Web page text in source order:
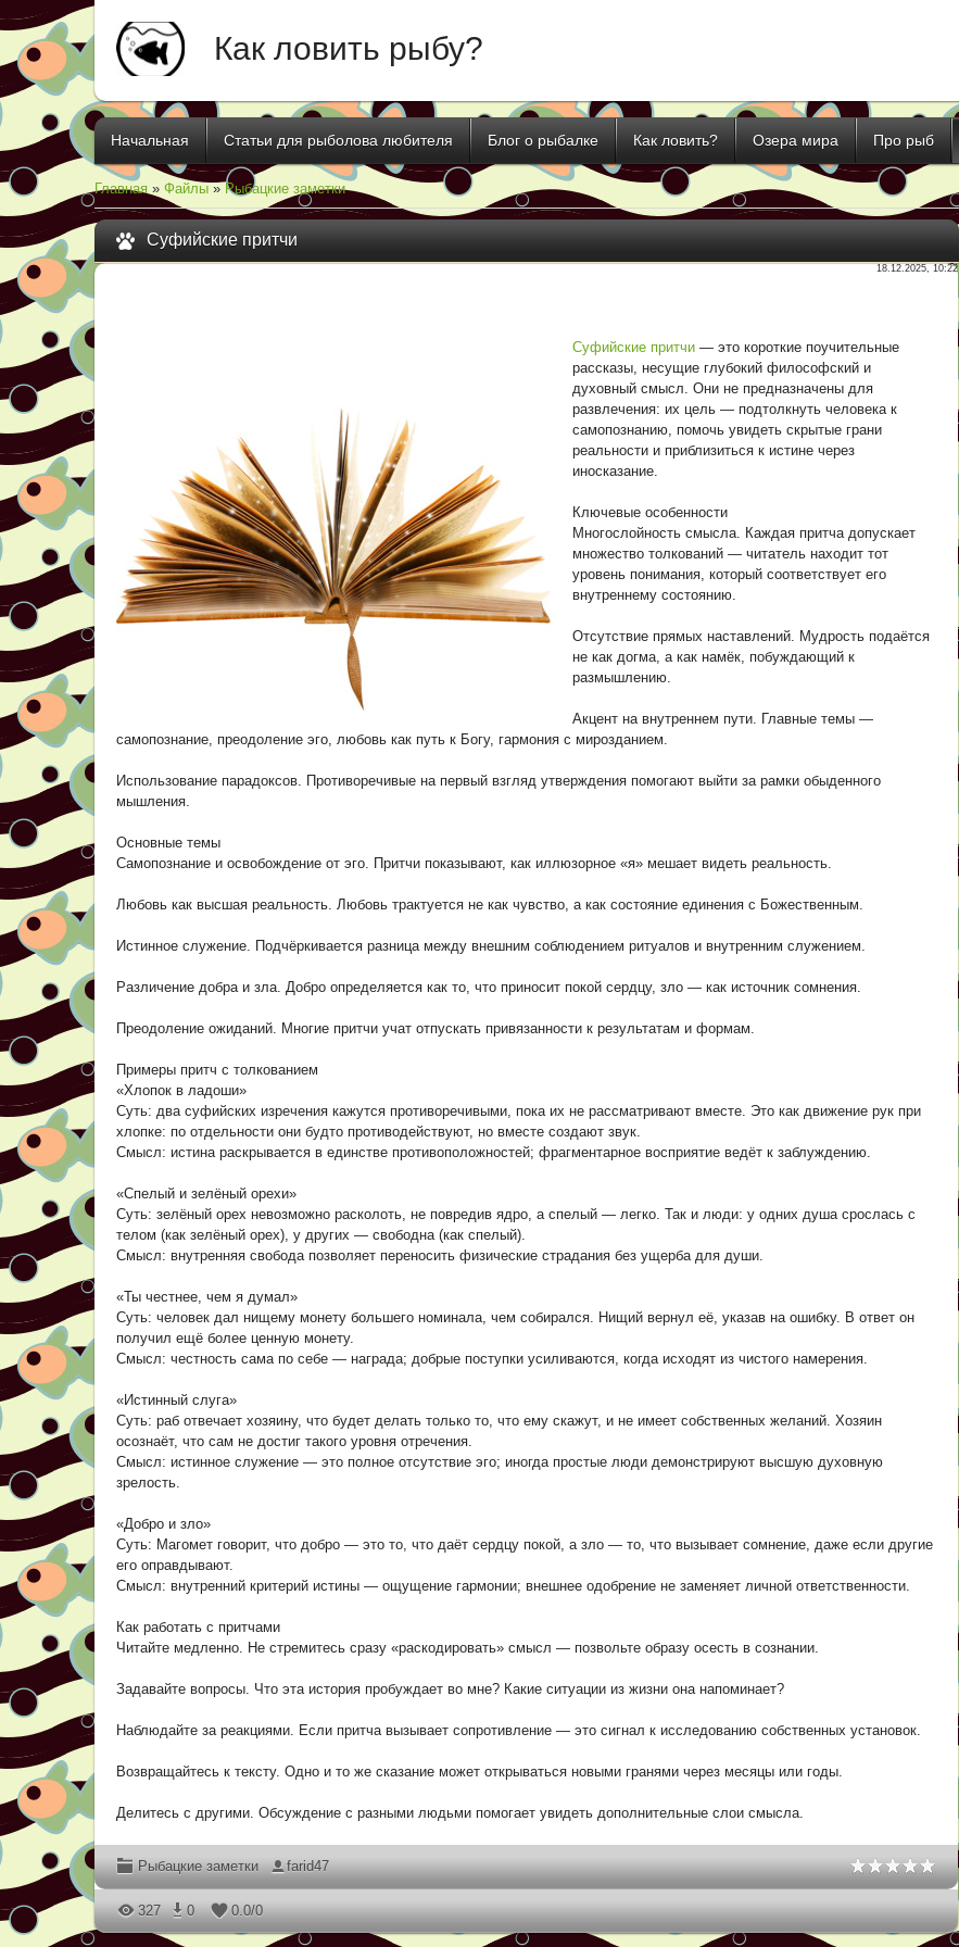
Как ловить рыбу?
Начальная Статьи для рыболова любителя Блог о рыбалке Как ловить? Озера мира Про рыб
Главная » Файлы » Рыбацкие заметки
Суфийские притчи
18.12.2025, 10:22
Суфийские притчи — это короткие поучительные
рассказы, несущие глубокий философский и
духовный смысл. Они не предназначены для
развлечения: их цель — подтолкнуть человека к
самопознанию, помочь увидеть скрытые грани
реальности и приблизиться к истине через
иносказание.
Ключевые особенности
Многослойность смысла. Каждая притча допускает
множество толкований — читатель находит тот
уровень понимания, который соответствует его
внутреннему состоянию.
Отсутствие прямых наставлений. Мудрость подаётся
не как догма, а как намёк, побуждающий к
размышлению.
Акцент на внутреннем пути. Главные темы —
самопознание, преодоление эго, любовь как путь к Богу, гармония с мирозданием.
Использование парадоксов. Противоречивые на первый взгляд утверждения помогают выйти за рамки обыденного
мышления.
Основные темы
Самопознание и освобождение от эго. Притчи показывают, как иллюзорное «я» мешает видеть реальность.
Любовь как высшая реальность. Любовь трактуется не как чувство, а как состояние единения с Божественным.
Истинное служение. Подчёркивается разница между внешним соблюдением ритуалов и внутренним служением.
Различение добра и зла. Добро определяется как то, что приносит покой сердцу, зло — как источник сомнения.
Преодоление ожиданий. Многие притчи учат отпускать привязанности к результатам и формам.
Примеры притч с толкованием
«Хлопок в ладоши»
Суть: два суфийских изречения кажутся противоречивыми, пока их не рассматривают вместе. Это как движение рук при
хлопке: по отдельности они будто противодействуют, но вместе создают звук.
Смысл: истина раскрывается в единстве противоположностей; фрагментарное восприятие ведёт к заблуждению.
«Спелый и зелёный орехи»
Суть: зелёный орех невозможно расколоть, не повредив ядро, а спелый — легко. Так и люди: у одних душа срослась с
телом (как зелёный орех), у других — свободна (как спелый).
Смысл: внутренняя свобода позволяет переносить физические страдания без ущерба для души.
«Ты честнее, чем я думал»
Суть: человек дал нищему монету большего номинала, чем собирался. Нищий вернул её, указав на ошибку. В ответ он
получил ещё более ценную монету.
Смысл: честность сама по себе — награда; добрые поступки усиливаются, когда исходят из чистого намерения.
«Истинный слуга»
Суть: раб отвечает хозяину, что будет делать только то, что ему скажут, и не имеет собственных желаний. Хозяин
осознаёт, что сам не достиг такого уровня отречения.
Смысл: истинное служение — это полное отсутствие эго; иногда простые люди демонстрируют высшую духовную
зрелость.
«Добро и зло»
Суть: Магомет говорит, что добро — это то, что даёт сердцу покой, а зло — то, что вызывает сомнение, даже если другие
его оправдывают.
Смысл: внутренний критерий истины — ощущение гармонии; внешнее одобрение не заменяет личной ответственности.
Как работать с притчами
Читайте медленно. Не стремитесь сразу «раскодировать» смысл — позвольте образу осесть в сознании.
Задавайте вопросы. Что эта история пробуждает во мне? Какие ситуации из жизни она напоминает?
Наблюдайте за реакциями. Если притча вызывает сопротивление — это сигнал к исследованию собственных установок.
Возвращайтесь к тексту. Одно и то же сказание может открываться новыми гранями через месяцы или годы.
Делитесь с другими. Обсуждение с разными людьми помогает увидеть дополнительные слои смысла.
Рыбацкие заметки farid47
327 0 0.0/0